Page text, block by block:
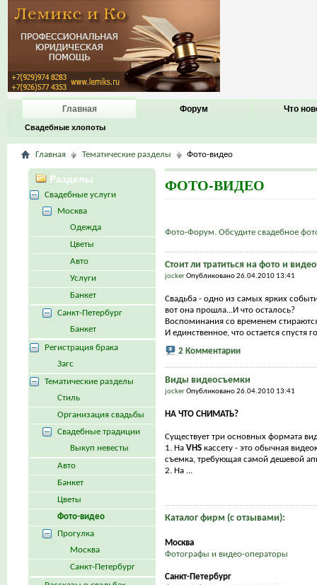
Главная
Свадебные хлопоты
Форум Что
Главная Тематические разделы Фото-видео
ФОТО-ВИДЕО
Фото-Форум. Обсудите свадебное
Стоит ли тратиться на фото и
jockerОпубликовано 26.04.2010 13:41
Свадьба - одно из самых ярких
вот она прошла...И что осталось?
Воспоминания со временем
И единственное, что остается спустя
2 Комментарии
Виды видеосъемки
jockerОпубликовано 26.04.2010 13:41
НА ЧТО СНИМАТЬ?
Существует три основных формата
1. На VHS кассету - это обычная
съемка, требующая самой дешевой
2. На ...
Каталог фирм (с отзывами):
Москва
Фотографы и видео-операторы
Санкт-Петербург
Разделы
Свадебные услуги
Москва
Одежда
Цветы
Авто
Услуги
Банкет
Санкт-Петербург
Банкет
Регистрация брака
Загс
Тематические разделы
Стиль
Организация свадьбы
Свадебные традиции
Выкуп невесты
Авто
Банкет
Цветы
Фото-видео
Прогулка
Москва
Санкт-Петербург